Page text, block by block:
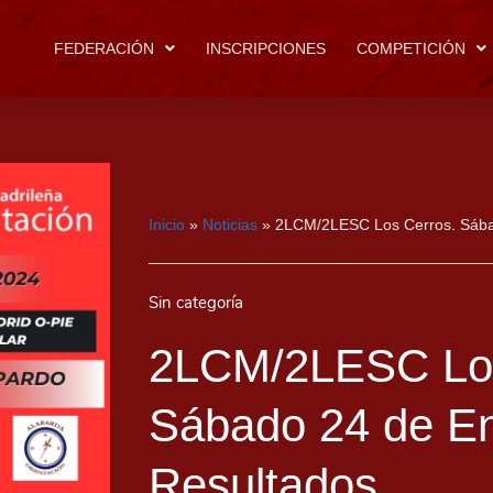
FEDERACIÓN INSCRIPCIONES COMPETICIÓN
Inicio » Noticias » 2LCM/2LESC Los Cerros.
Sin categoría
2LCM/2LESC
Sábado 24 de